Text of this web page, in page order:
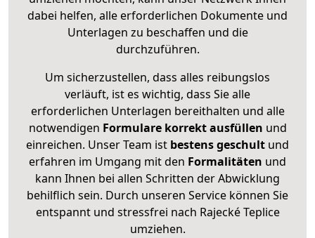
dabei helfen, alle erforderlichen Dokumente und
Unterlagen zu beschaffen und die
durchzuführen.
Um sicherzustellen, dass alles reibungslos
verläuft, ist es wichtig, dass Sie alle
erforderlichen Unterlagen bereithalten und alle
notwendigen Formulare korrekt ausfüllen und
einreichen. Unser Team ist bestens geschult und
erfahren im Umgang mit den Formalitäten und
kann Ihnen bei allen Schritten der Abwicklung
behilflich sein. Durch unseren Service können Sie
entspannt und stressfrei nach Rajecké Teplice
umziehen.